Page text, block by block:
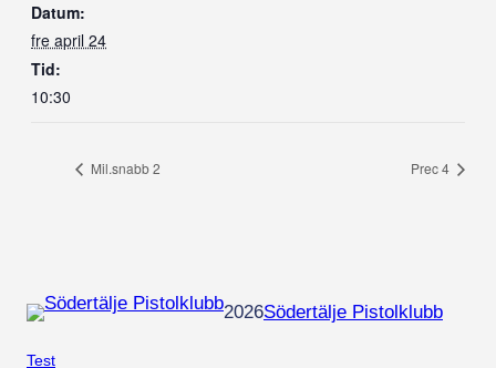
Datum:
fre april 24
Tid:
10:30
Mil.snabb 2 Prec 4
2026Södertälje Pistolklubb
Test